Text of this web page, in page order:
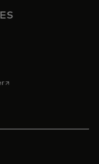
tab
tab
opens in a new tab
new tab